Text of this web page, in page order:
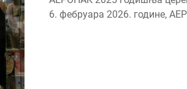
6. фебруара 2026. године,